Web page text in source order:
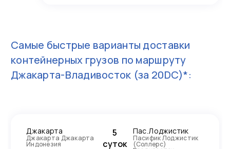
Самые быстрые варианты доставки
контейнерных грузов по маршруту
Джакарта-Владивосток (за 20DC)*:
Джакарта
Джакарта Джакарта
Индонезия
5
суток
Пас.Лоджистик
Пасифик Лоджистик
(Соллерс)